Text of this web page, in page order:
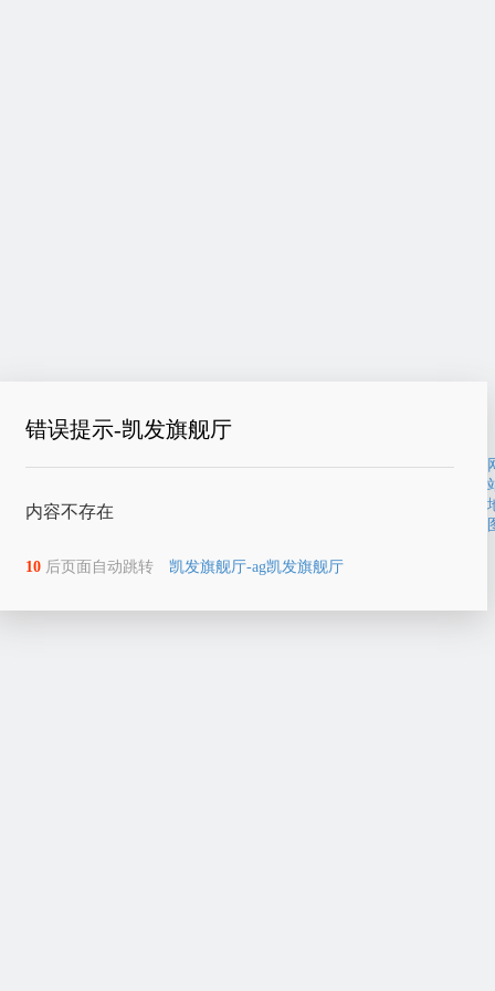
错误提示-凯发旗舰厅
内容不存在
10 后页面自动跳转凯发旗舰厅-ag凯发旗舰厅